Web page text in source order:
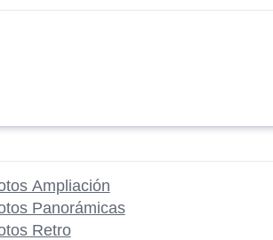
Ampliación
Panorámicas
Retro